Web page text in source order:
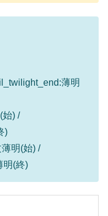
薄明
始) /
)
明(始) /
明(終)